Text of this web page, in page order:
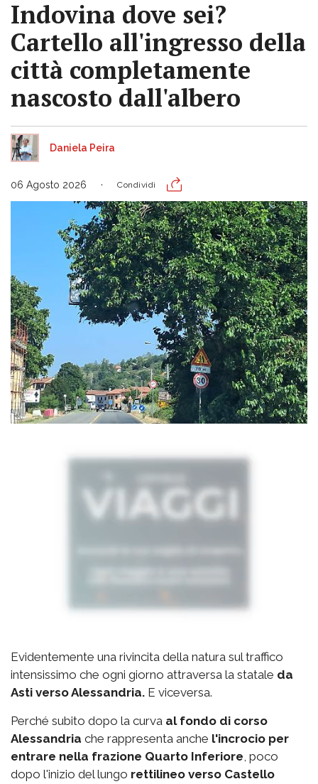
Indovina dove sei?
Cartello all'ingresso della
città completamente
nascosto dall'albero
Daniela Peira
06 Agosto 2026 Condividi
Evidentemente una rivincita della natura sul traffico
intensissimo che ogni giorno attraversa la statale da
Asti verso Alessandria. E viceversa.
Perché subito dopo la curva al fondo di corso
Alessandria che rappresenta anche l'incrocio per
entrare nella frazione Quarto Inferiore, poco
dopo l'inizio del lungo rettilineo verso Castello